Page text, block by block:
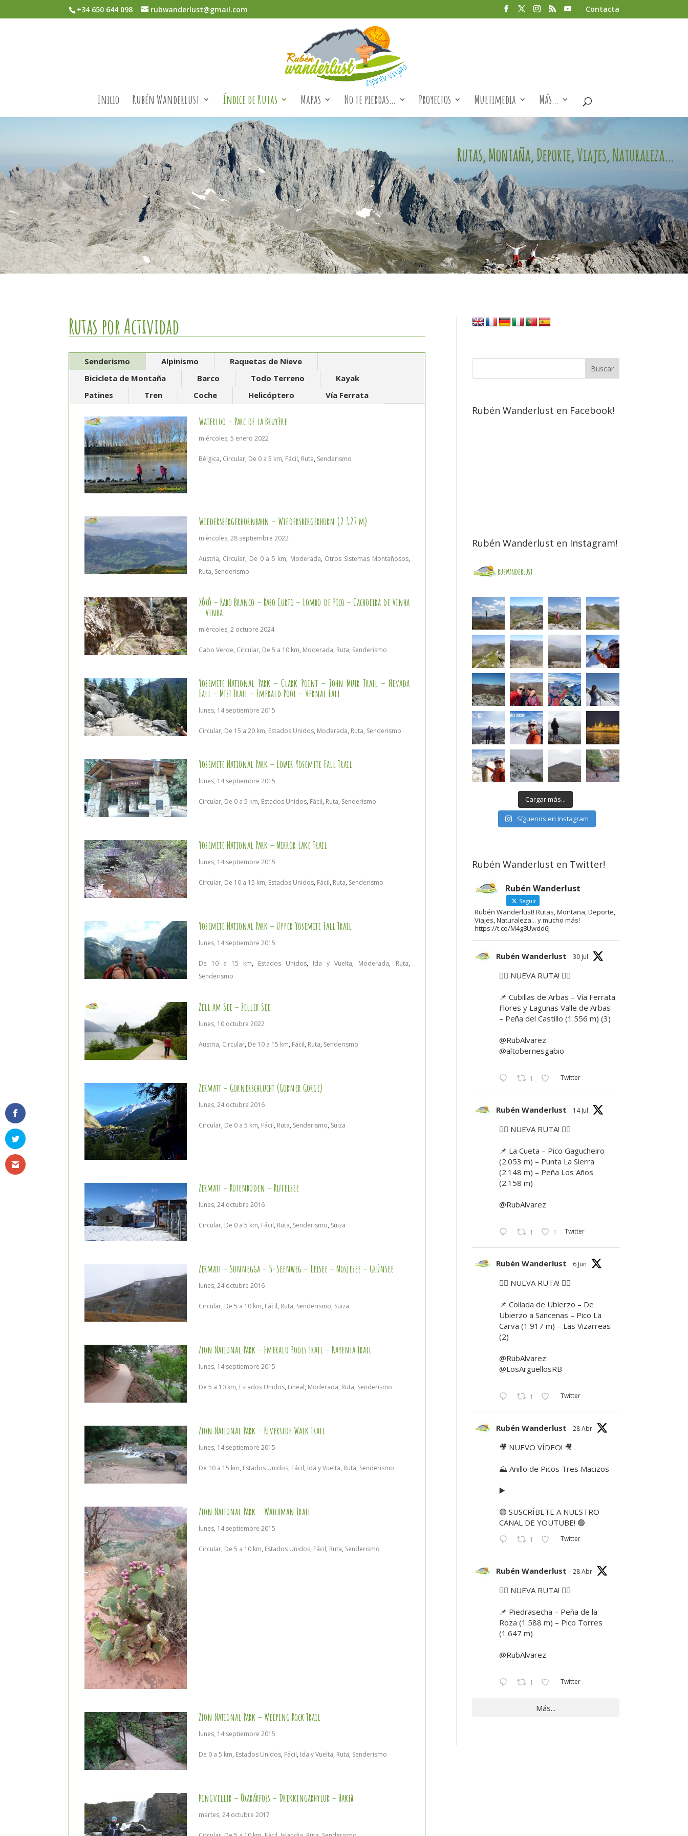
+34 650 644 098 rubwanderlust@gmail.com Contacta
Inicio Rubén Wanderlust Índice de Rutas Mapas No te pierdas… Proyectos Multimedia Más…
Rutas por Actividad
Senderismo Alpinismo
Raquetas de Nieve
Bicicleta de Montaña
Barco Todo Terreno
Kayak
Patines
Tren Coche Helicóptero Vía Ferrata
Waterloo – Parc de la Bruyère
miércoles, 5 enero 2022
Bélgica, Circular, De 0 a 5 km, Fácil, Ruta, Senderismo
Wiedersbergerhornbahn – Wiedersbergerhorn (2.127 m)
miércoles, 28 septiembre 2022
Austria, Circular, De 0 a 5 km, Moderada, Otros Sistemas Montañosos,
Ruta, Senderismo
Xôxô – Rabo Branco – Rabo Curto – Lombo de Pico – Cachoeira de Vinha
– Vinha
miércoles, 2 octubre 2024
Cabo Verde, Circular, De 5 a 10 km, Moderada, Ruta, Senderismo
Yosemite National Park – Clark Point – John Muir Trail – Nevada
Fall – Mist Trail – Emerald Pool – Vernal Fall
lunes, 14 septiembre 2015
Circular, De 15 a 20 km, Estados Unidos, Moderada, Ruta, Senderismo
Yosemite National Park – Lower Yosemite Fall Trail
lunes, 14 septiembre 2015
Circular, De 0 a 5 km, Estados Unidos, Fácil, Ruta, Senderismo
Yosemite National Park – Mirror Lake Trail
lunes, 14 septiembre 2015
Circular, De 10 a 15 km, Estados Unidos, Fácil, Ruta, Senderismo
Yosemite National Park – Upper Yosemite Fall Trail
lunes, 14 septiembre 2015
De 10 a 15 km, Estados Unidos, Ida y Vuelta, Moderada, Ruta,
Senderismo
Zell am See – Zeller See
lunes, 10 octubre 2022
Austria, Circular, De 10 a 15 km, Fácil, Ruta, Senderismo
Zermatt – Gornerschlucht (Gorner Gorge)
lunes, 24 octubre 2016
Circular, De 0 a 5 km, Fácil, Ruta, Senderismo, Suiza
Zermatt – Rotenboden – Riffelsee
lunes, 24 octubre 2016
Circular, De 0 a 5 km, Fácil, Ruta, Senderismo, Suiza
Zermatt – Sunnegga – 5-Seenweg – Leisee – Mosjesee – Grünsee
lunes, 24 octubre 2016
Circular, De 5 a 10 km, Fácil, Ruta, Senderismo, Suiza
Zion National Park – Emerald Pools Trail – Kayenta Trail
lunes, 14 septiembre 2015
De 5 a 10 km, Estados Unidos, Lineal, Moderada, Ruta, Senderismo
Zion National Park – Riverside Walk Trail
lunes, 14 septiembre 2015
De 10 a 15 km, Estados Unidos, Fácil, Ida y Vuelta, Ruta, Senderismo
Zion National Park – Watchman Trail
lunes, 14 septiembre 2015
Circular, De 5 a 10 km, Estados Unidos, Fácil, Ruta, Senderismo
Zion National Park – Weeping Rock Trail
lunes, 14 septiembre 2015
De 0 a 5 km, Estados Unidos, Fácil, Ida y Vuelta, Ruta, Senderismo
Þingvellir – Öxarárfoss – Drekkingarhylur – Hakið
martes, 24 octubre 2017
Rubén Wanderlust en Facebook!
Rubén Wanderlust en Instagram!
rubwanderlust
Cargar más...
Síguenos en Instagram
Rubén Wanderlust en Twitter!
Rubén Wanderlust
Seguir
Rubén Wanderlust! Rutas, Montaña, Deporte,
Viajes, Naturaleza... y mucho más!
https://t.co/M4g8Uwdd6J
Rubén Wanderlust 30 Jul
🚶‍♂️ NUEVA RUTA! 🚶‍♀️
📌 Cubillas de Arbas – Vía Ferrata
Flores y Lagunas Valle de Arbas
– Peña del Castillo (1.556 m) (3)
@RubAlvarez
@altobernesgabio
1 Twitter
Rubén Wanderlust 14 Jul
🚶‍♂️ NUEVA RUTA! 🚶‍♀️
📌 La Cueta – Pico Gagucheiro
(2.053 m) – Punta La Sierra
(2.148 m) – Peña Los Años
(2.158 m)
@RubAlvarez
1 1 Twitter
Rubén Wanderlust 6 Jun
🚶‍♂️ NUEVA RUTA! 🚶‍♀️
📌 Collada de Ubierzo – De
Ubierzo a Sancenas – Pico La
Carva (1.917 m) – Las Vizarreas
(2)
@RubAlvarez
@LosArguellosRB
1 Twitter
Rubén Wanderlust 28 Abr
🎥 NUEVO VÍDEO! 🎥
⛰ Anillo de Picos Tres Macizos
▶️
🟢 SUSCRÍBETE A NUESTRO
CANAL DE YOUTUBE! 🟢
1 Twitter
Rubén Wanderlust 28 Abr
🚶‍♂️ NUEVA RUTA! 🚶‍♀️
📌 Piedrasecha – Peña de la
Roza (1.588 m) – Pico Torres
(1.647 m)
@RubAlvarez
1 Twitter
Más...